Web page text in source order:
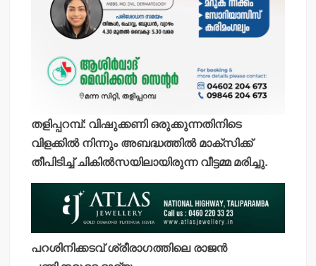
തളിപ്പറമ്പ്: വിഷുക്കണി ഒരുക്കുന്നതിനിടെ
വിളക്കില്‍ നിന്നും അബദ്ധത്തില്‍ മാക്‌സിക്ക്
തീപിടിച്ച് ചികില്‍സയിലായിരുന്ന വീട്ടമ്മ മരിച്ചു.
പറശിനിക്കടവ് ശ്രീരാഗത്തിലെ രാജന്‍